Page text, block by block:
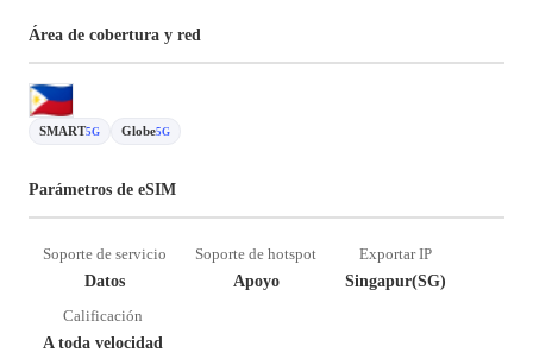
Área de cobertura y red
SMART5G Globe5G
Parámetros de eSIM
Soporte de servicio
Datos
Soporte de hotspot
Apoyo
Exportar IP
Singapur(SG)
Calificación
A toda velocidad